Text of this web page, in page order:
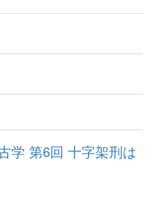
学 第6回 十字架刑は